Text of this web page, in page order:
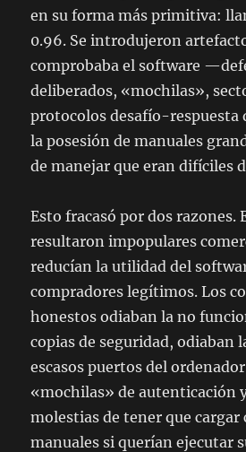
en su forma más primitiva:
0.96. Se introdujeron
comprobaba el software
deliberados, «mochilas»,
protocolos desafío-respuesta
la posesión de manuales
de manejar que eran difíciles
Esto fracasó por dos razones.
resultaron impopulares
reducían la utilidad del
compradores legítimos. Los
honestos odiaban la no
copias de seguridad, odiaban
escasos puertos del
«mochilas» de autenticación
molestias de tener que cargar
manuales si querían ejecutar